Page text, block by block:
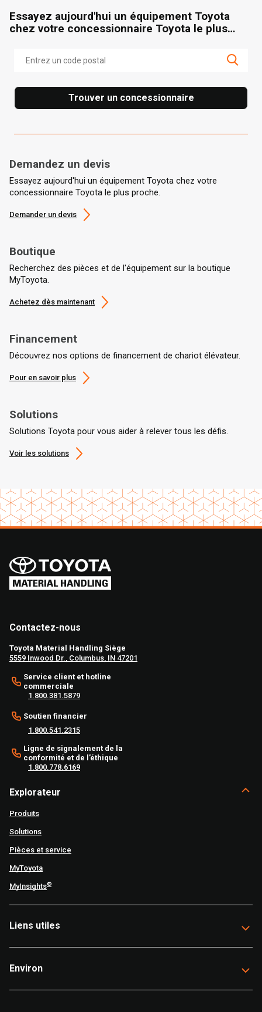
Essayez aujourd'hui un équipement Toyota
chez votre concessionnaire Toyota le plus
Trouver un concessionnaire
Demandez un devis
Essayez aujourd'hui un équipement Toyota chez votre
concessionnaire Toyota le plus proche.
Demander un devis
Boutique
Recherchez des pièces et de l'équipement sur la boutique
MyToyota.
Achetez dès maintenant
Financement
Découvrez nos options de financement de chariot élévateur.
Pour en savoir plus
Solutions
Solutions Toyota pour vous aider à relever tous les défis.
Voir les solutions
Contactez-nous
Toyota Material Handling Siège
5559 Inwood Dr., Columbus, IN 47201
Service client et hotline
commerciale
1.800.381.5879
Soutien financier
1.800.541.2315
Ligne de signalement de la
conformité et de l’éthique
1.800.778.6169
Explorateur
Produits
Solutions
Pièces et service
MyToyota
MyInsights®
Liens utiles
Environ